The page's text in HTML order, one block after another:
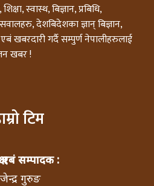
स्वास्थ, बिज्ञान, प्रबिधि,
देशबिदेशका ज्ञान् बिज्ञान,
खबरदारी गर्दै सम्पुर्ण नेपालीहरुलाई
खबर !
टिम
एबं सम्पादक :
गुरुङ